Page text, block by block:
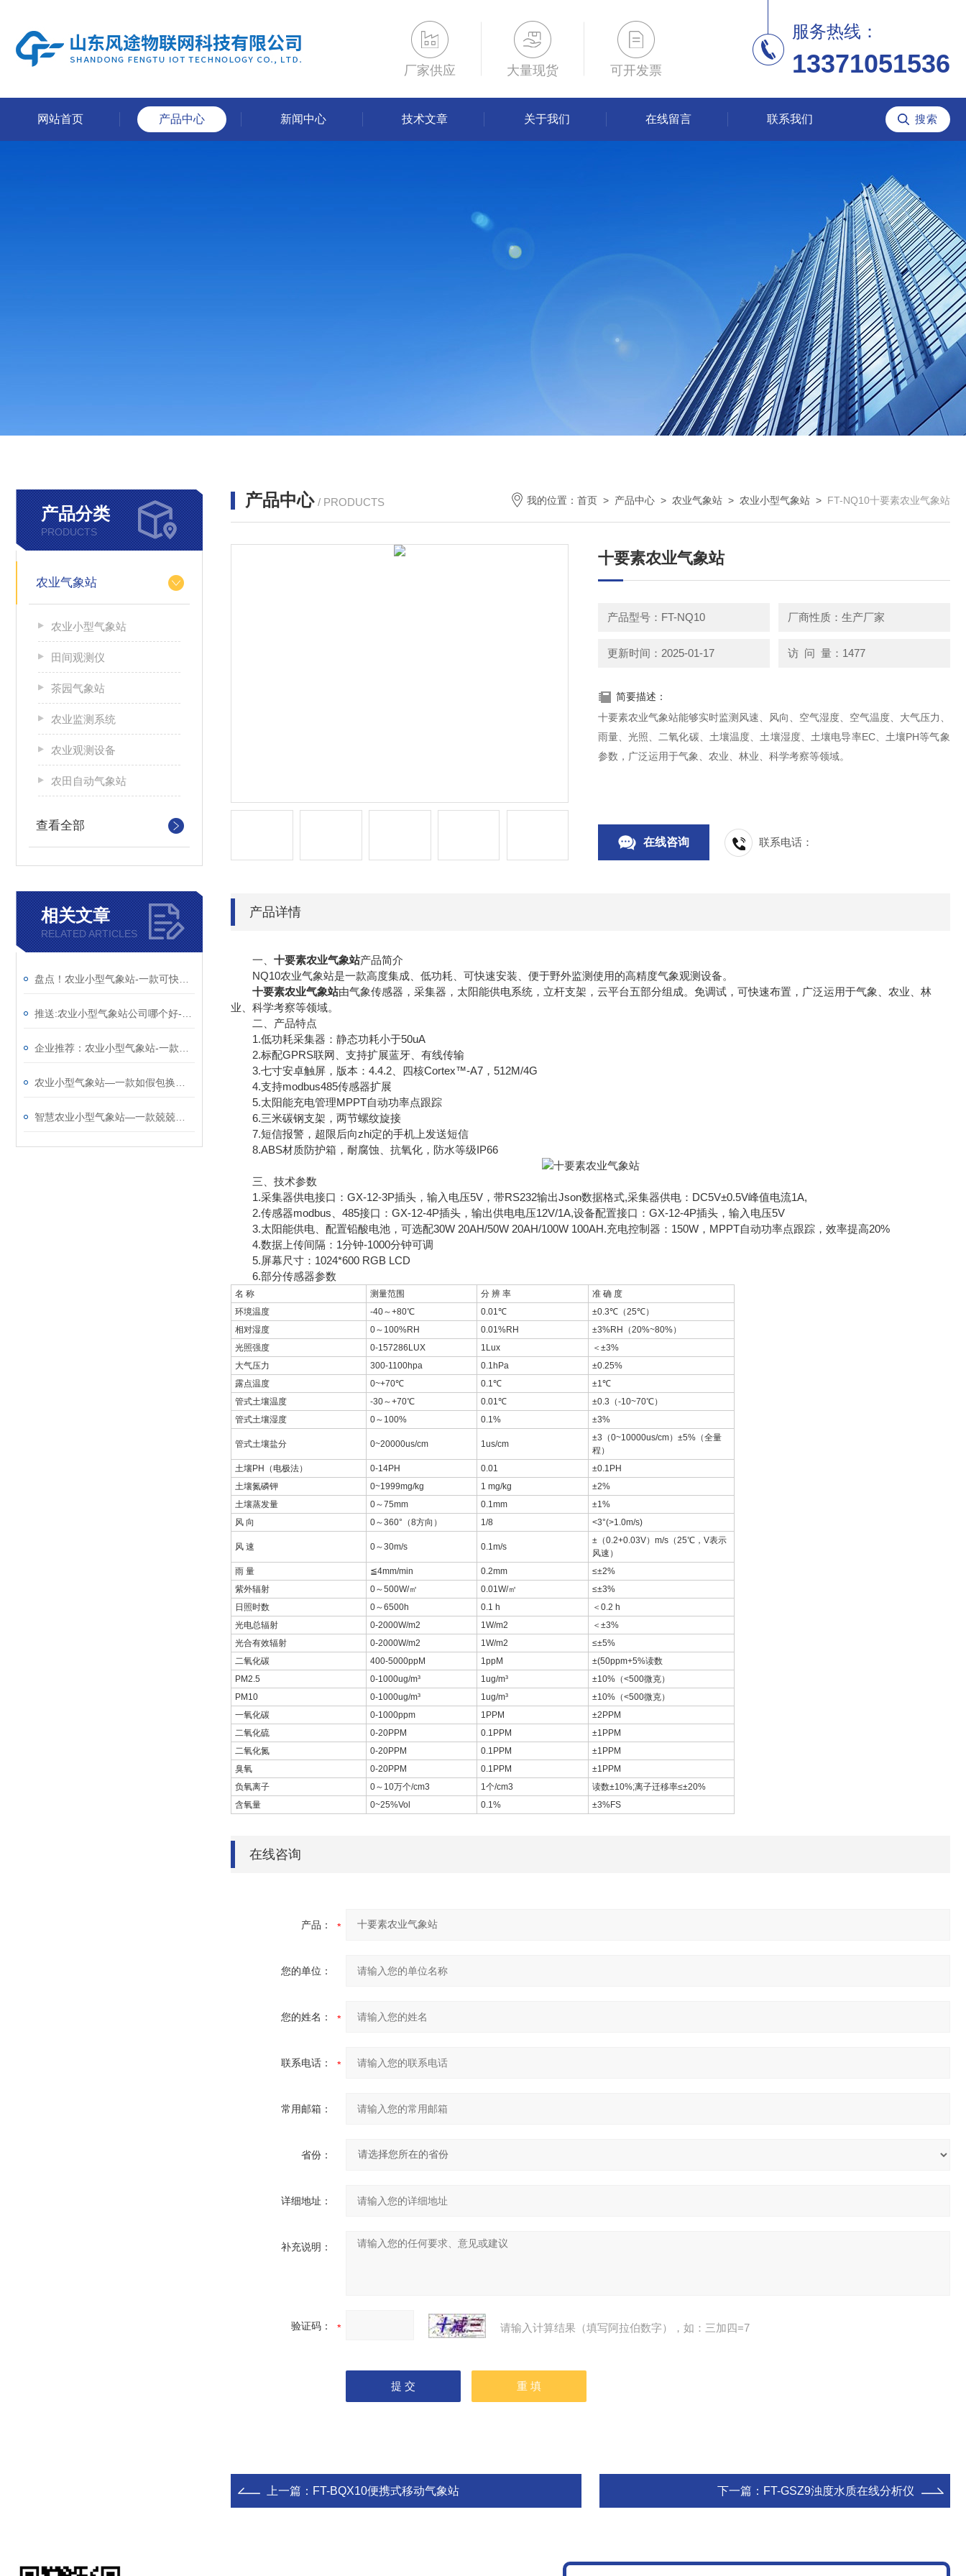
厂家供应 大量现货 可开发票
服务热线：
13371051536
网站首页 产品中心 新闻中心 技术文章 关于我们 在线留言 联系我们
产品分类
PRODUCTS
农业气象站
农业小型气象站
田间观测仪
茶园气象站
农业监测系统
农业观测设备
农田自动气象站
查看全部
相关文章
RELATED ARTICLES
产品中心 / PRODUCTS 我的位置： 首页 > 产品中心 > 农业气象站 > 农业小型气象站 > FT-NQ10十要素农业气象站
十要素农业气象站
产品型号：FT-NQ10 厂商性质：生产厂家
更新时间：2025-01-17 访 问 量：1477
简要描述：
十要素农业气象站能够实时监测风速、风向、空气湿度、空气温度、大气压力、
雨量、光照、二氧化碳、土壤温度、土壤湿度、土壤电导率EC、土壤PH等气象
参数，广泛运用于气象、农业、林业、科学考察等领域。
在线咨询 联系电话：
产品详情
一、 十要素农业气象站产品简介
NQ10农业气象站是一款高度集成、低功耗、可快速安装、便于野外监测使用的高精度气象观测设备。
十要素农业气象站由气象传感器，采集器，太阳能供电系统，立杆支架，云平台五部分组成。免调试，可快速布置，广泛运用于气象、农业、林
业、科学考察等领域。
二、产品特点
1.低功耗采集器：静态功耗小于50uA
2.标配GPRS联网、支持扩展蓝牙、有线传输
3.七寸安卓触屏，版本：4.4.2、四核Cortex™-A7，512M/4G
4.支持modbus485传感器扩展
5.太阳能充电管理MPPT自动功率点跟踪
6.三米碳钢支架，两节螺纹旋接
7.短信报警，超限后向zhi定的手机上发送短信
8.ABS材质防护箱，耐腐蚀、抗氧化，防水等级IP66
三、技术参数
1.采集器供电接口：GX-12-3P插头，输入电压5V，带RS232输出Json数据格式,采集器供电：DC5V±0.5V峰值电流1A,
2.传感器modbus、485接口：GX-12-4P插头，输出供电电压12V/1A,设备配置接口：GX-12-4P插头，输入电压5V
3.太阳能供电、配置铅酸电池，可选配30W 20AH/50W 20AH/100W 100AH.充电控制器：150W，MPPT自动功率点跟踪，效率提高20%
4.数据上传间隔：1分钟-1000分钟可调
5.屏幕尺寸：1024*600 RGB LCD
6.部分传感器参数
名 称 测量范围 分 辨 率
准 确 度
环境温度
-40～+80℃ 0.01℃
±0.3℃（25℃）
相对湿度
0～100%RH 0.01%RH
±3%RH（20%~80%）
光照强度
0-157286LUX 1Lux
＜±3%
大气压力
300-1100hpa 0.1hPa
±0.25%
露点温度
0~+70℃ 0.1℃
±1℃
管式土壤温度
-30～+70℃ 0.01℃
±0.3（-10~70℃）
管式土壤湿度
0～100% 0.1% ±3%
管式土壤盐分 0~20000us/cm 1us/cm
±3（0~10000us/cm）±5%（全量
程）
土壤PH（电极法）
0-14PH 0.01
±0.1PH
土壤氮磷钾
0~1999mg/kg 1 mg/kg
±2%
土壤蒸发量
0～75mm 0.1mm
±1%
风 向
0～360°（8方向） 1/8 <3°(>1.0m/s)
风 速 0～30m/s 0.1m/s
±（0.2+0.03V）m/s（25℃，V表示
风速）
雨 量
≦4mm/min 0.2mm
≤±2%
紫外辐射
0～500W/㎡ 0.01W/㎡
≤±3%
日照时数
0～6500h 0.1 h
＜0.2 h
光电总辐射
0-2000W/m2 1W/m2
＜±3%
光合有效辐射
0-2000W/m2 1W/m2
≤±5%
二氧化碳
400-5000ppM 1ppM
±(50ppm+5%读数
PM2.5
0-1000ug/m³ 1ug/m³
±10%（<500微克）
PM10
0-1000ug/m³ 1ug/m³
±10%（<500微克）
一氧化碳
0-1000ppm 1PPM
±2PPM
二氧化硫
0-20PPM 0.1PPM
±1PPM
二氧化氮
0-20PPM 0.1PPM
±1PPM
臭氧
0-20PPM 0.1PPM
±1PPM
负氧离子
0～10万个/cm3 1个/cm3
读数±10%;离子迁移率≤±20%
含氧量
0~25%Vol 0.1% ±3%FS
在线咨询
产品：
您的单位：
您的姓名：
联系电话：
常用邮箱：
省份：
详细地址：
补充说明：
验证码： 请输入计算结果（填写阿拉伯数字），如：三加四=7
上一篇： FT-BQX10便携式移动气象站 下一篇： FT-GSZ9浊度水质在线分析仪